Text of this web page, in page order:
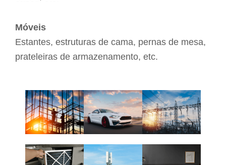
Móveis
Estantes, estruturas de cama, pernas de mesa,
prateleiras de armazenamento, etc.